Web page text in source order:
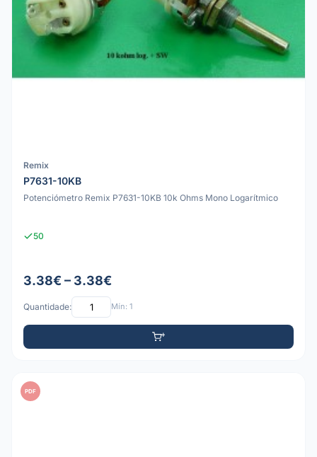
Remix
P7631-10KB
Potenciómetro Remix P7631-10KB 10k Ohms Mono Logarítmico
50
3.38€ – 3.38€
Quantidade: Mín: 1
PDF